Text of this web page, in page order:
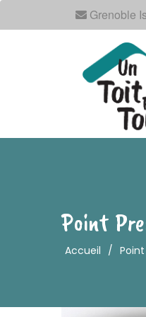
Grenoble
Point
Accueil /